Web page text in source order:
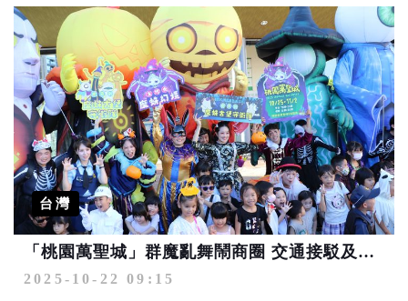
台灣
「桃園萬聖城」群魔亂舞鬧商圈 交通接駁及管制資訊搶先看
2025-10-22 09:15